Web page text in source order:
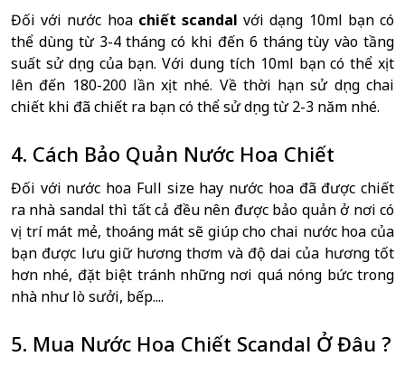
Đối với nước hoa chiết scandalvới dạng 10ml bạn có
thể dùng từ 3-4 tháng có khi đến 6 tháng tùy vào tầng
suất sử dụng của bạn. Với dung tích 10ml bạn có thể xịt
lên đến 180-200 lần xịt nhé. Về thời hạn sử dụng chai
chiết khi đã chiết ra bạn có thể sử dụng từ 2-3 năm nhé.
4. Cách Bảo Quản Nước Hoa Chiết
Đối với nước hoa Full size hay nước hoa đã được chiết
ra nhà sandal thì tất cả đều nên được bảo quản ở nơi có
vị trí mát mẻ, thoáng mát sẽ giúp cho chai nước hoa của
bạn được lưu giữ hương thơm và độ dai của hương tốt
hơn nhé, đặt biệt tránh những nơi quá nóng bức trong
nhà như lò sưởi, bếp....
5. Mua Nước Hoa Chiết Scandal Ở Đâu ?